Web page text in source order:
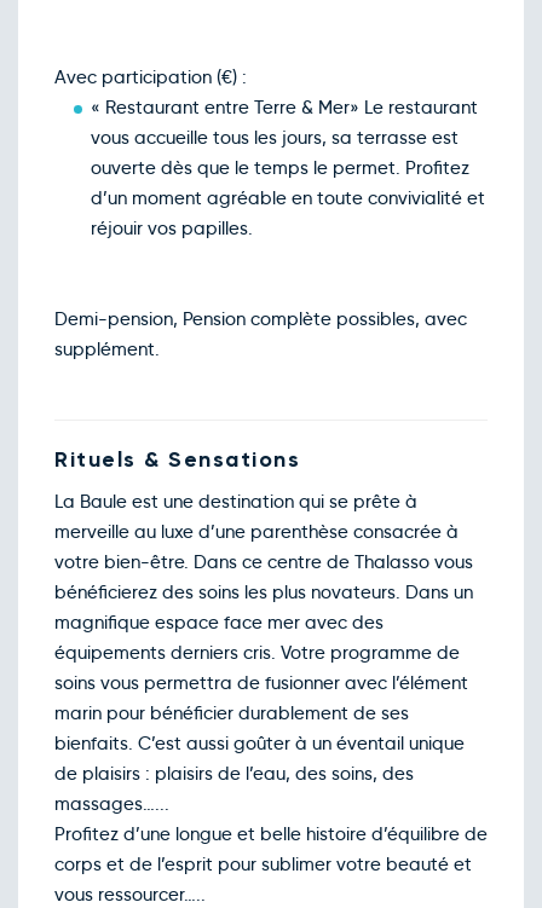
Avec participation (€) :
« Restaurant entre Terre & Mer» Le restaurant
vous accueille tous les jours, sa terrasse est
ouverte dès que le temps le permet. Profitez
d’un moment agréable en toute convivialité et
réjouir vos papilles.
Demi-pension, Pension complète possibles, avec
supplément.
Rituels & Sensations
La Baule est une destination qui se prête à
merveille au luxe d’une parenthèse consacrée à
votre bien-être. Dans ce centre de Thalasso vous
bénéficierez des soins les plus novateurs. Dans un
magnifique espace face mer avec des
équipements derniers cris. Votre programme de
soins vous permettra de fusionner avec l’élément
marin pour bénéficier durablement de ses
bienfaits. C’est aussi goûter à un éventail unique
de plaisirs : plaisirs de l’eau, des soins, des
massages…...
Profitez d’une longue et belle histoire d’équilibre de
corps et de l’esprit pour sublimer votre beauté et
vous ressourcer…..